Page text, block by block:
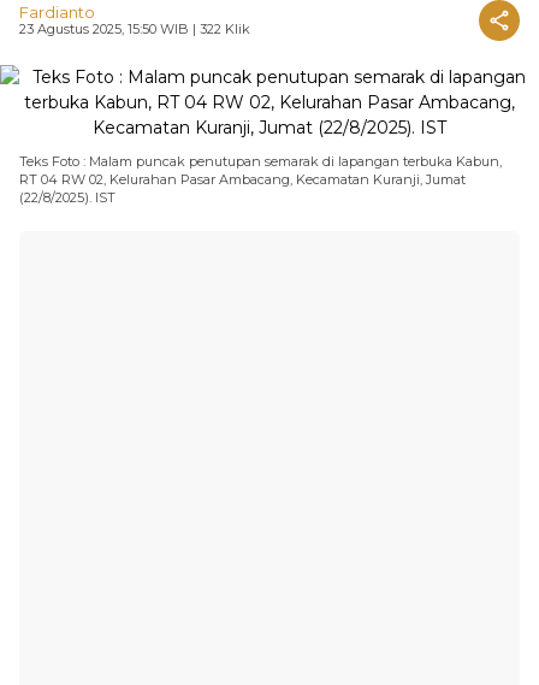
Fardianto
23 Agustus 2025, 15:50 WIB | 322 Klik
Teks Foto : Malam puncak penutupan semarak di lapangan terbuka Kabun,
RT 04 RW 02, Kelurahan Pasar Ambacang, Kecamatan Kuranji, Jumat
(22/8/2025). IST